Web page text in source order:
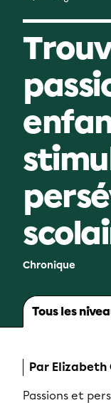
Chronique
Tous les
Par Elizabeth
Passions et